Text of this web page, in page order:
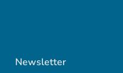
Newsletter